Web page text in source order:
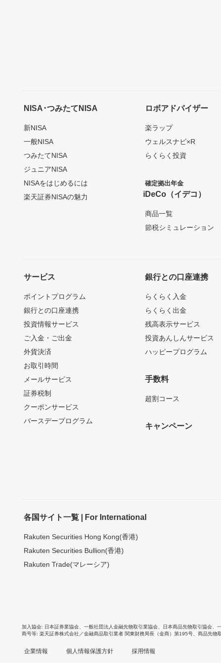
NISA･つみたてNISA
新NISA
一般NISA
つみたてNISA
ジュニアNISA
NISAをはじめるには
楽天証券NISAの魅力
ロボアドバイザー
楽ラップ
ウェルスナビ×R
らくらく投資
確定拠出年金
iDeCo（イデコ）
商品一覧
節税シミュレーション
サービス
ポイントプログラム
銀行との口座連携
投資情報サービス
ご入金・ご出金
外貨決済
お取引時間
メールサービス
証券税制
クーポンサービス
バースデープログラム
銀行との口座連携
らくらく入金
らくらく出金
残高表示サービス
投資あんしんサービス
ハッピープログラム
手数料
超割コース
キャンペーン
各国サイト一覧 | For International
Rakuten Securities Hong Kong(香港)
Rakuten Securities Bullion(香港)
Rakuten Trade(マレーシア)
加入協会 日本証券業協会 一般社団法人金融先物取引業協会 日本商品先物取引協会
商号等 楽天証券株式会社／金融商品取引業者 関東財務局長（金商）第195号、商品先物
企業情報 個人情報保護方針 採用情報